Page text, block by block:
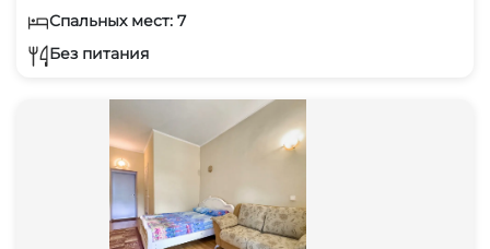
Спальных мест: 7
Без питания